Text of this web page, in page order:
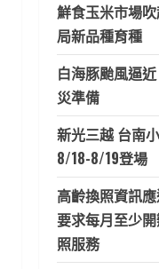
鮮食玉米市場
局新品種育種
白海豚颱風逼
災準備
新光三越 台南
8/18-8/19登場
高齡換照資訊
要求每月至少
照服務